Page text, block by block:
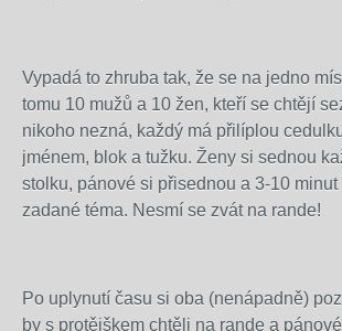
Vypadá to zhruba tak, že se na jedno
tomu 10 mužů a 10 žen, kteří se chtějí
nikoho nezná, každý má přilíplou
jménem, blok a tužku. Ženy si sednou
stolku, pánové si přisednou a 3-10
zadané téma. Nesmí se zvát na rande!
Po uplynutí času si oba (nenápadně)
by s protějškem chtěli na rande a